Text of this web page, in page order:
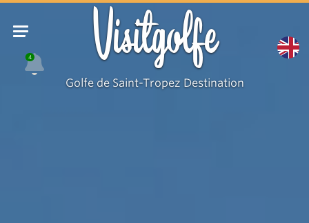
4 Visitgolfe
Golfe de Saint-Tropez Destination